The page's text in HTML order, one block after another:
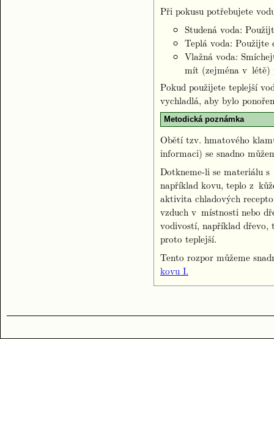
Při pokusu potřebujete
Studená voda:
Teplá voda: Použijte
Vlažná voda:
mít (zejména v létě)
Pokud použijete teplejší
vychladlá, aby bylo
Metodická poznámka
Obětí tzv. hmatového
informaci) se snadno
Dotkneme-li se materiálu
například kovu, teplo z
aktivita chladových
vzduch v místnosti nebo
vodivostí, například dřevo,
proto teplejší.
Tento rozpor můžeme
kovu I.